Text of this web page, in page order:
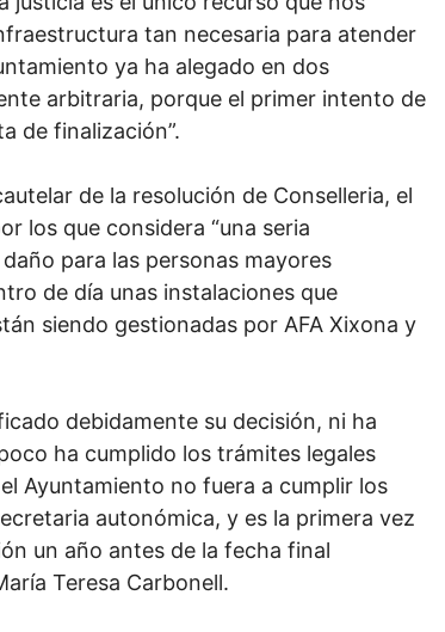
tan necesaria para atender
ya ha alegado en dos
arbitraria, porque el primer intento de
de finalización”.
de la resolución de Conselleria, el
los que considera “una seria
para las personas mayores
de día unas instalaciones que
siendo gestionadas por AFA Xixona y
debidamente su decisión, ni ha
ha cumplido los trámites legales
Ayuntamiento no fuera a cumplir los
autonómica, y es la primera vez
un año antes de la fecha final
Teresa Carbonell.